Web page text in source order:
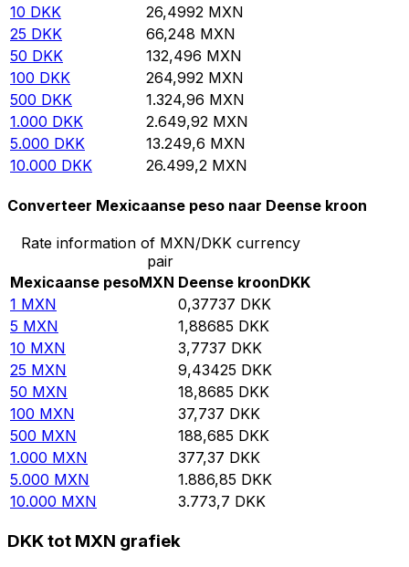
10 DKK 26,4992 MXN
25 DKK 66,248 MXN
50 DKK 132,496 MXN
100 DKK 264,992 MXN
500 DKK 1.324,96 MXN
1.000 DKK 2.649,92 MXN
5.000 DKK 13.249,6 MXN
10.000 DKK 26.499,2 MXN
Converteer Mexicaanse peso naar Deense kroon
Rate information of MXN/DKK currency
pair
Mexicaanse pesoMXN Deense kroonDKK
1 MXN 0,37737 DKK
5 MXN 1,88685 DKK
10 MXN 3,7737 DKK
25 MXN 9,43425 DKK
50 MXN 18,8685 DKK
100 MXN 37,737 DKK
500 MXN 188,685 DKK
1.000 MXN 377,37 DKK
5.000 MXN 1.886,85 DKK
10.000 MXN 3.773,7 DKK
DKK tot MXN grafiek